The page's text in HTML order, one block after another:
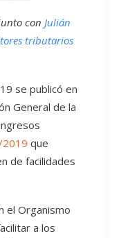
con Julián
tributarios
se publicó en
General de la
que
de facilidades
el Organismo
a los